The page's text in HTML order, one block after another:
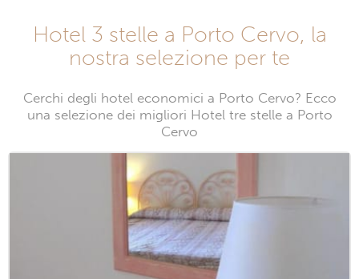
Hotel 3 stelle a Porto Cervo, la
nostra selezione per te
Cerchi degli hotel economici a Porto Cervo? Ecco
una selezione dei migliori Hotel tre stelle a Porto
Cervo